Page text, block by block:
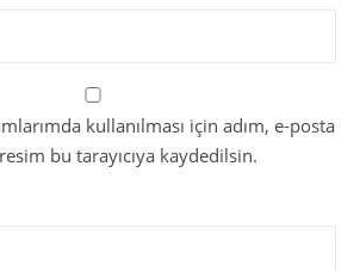
kullanılması için adım, e-posta
bu tarayıcıya kaydedilsin.